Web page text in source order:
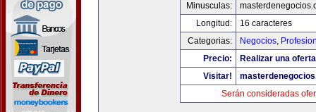
Minusculas:
Longitud:
16 caracteres
Categorias:
Negocios,
Precio:
Realizar una
Visitar!
Serán consideradas